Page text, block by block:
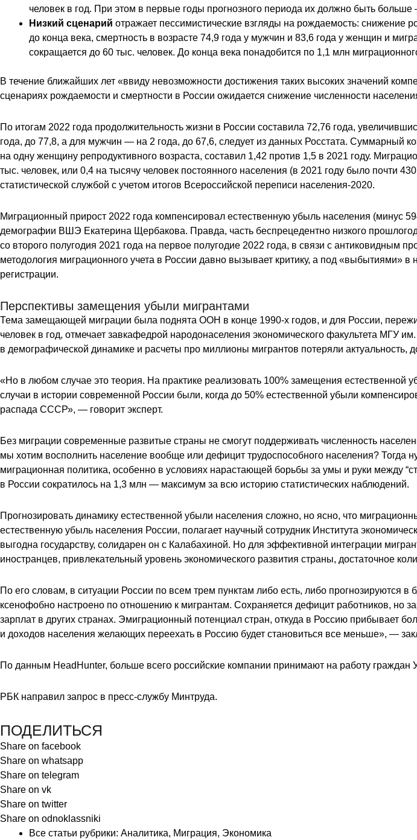
человек в год. При этом в первые годы прогнозного периода их должно быть
Низкий сценарий отражает пессимистические взгляды на рождаемость: снижение
до конца века, смертность в возрасте 74,9 года у мужчин и 83,6 года у женщин и
сокращается до 60 тыс. человек. До конца века понадобится по 1,1 млн
В течение ближайших лет «ввиду невозможности достижения таких высоких значений
сценариях рождаемости и смертности в России ожидается снижение численности
По итогам 2022 года продолжительность жизни в России составила 72,76 года,
года, до 77,8, а для мужчин — на 2 года, до 67,6, следует из данных Росстата.
на одну женщину репродуктивного возраста, составил 1,42 против 1,5 в 2021 году.
тыс. человек, или 0,4 на тысячу человек постоянного населения (в 2021 году было почти
статистической службой с учетом итогов Всероссийской переписи населения-2020.
Миграционный прирост 2022 года компенсировал естественную убыль населения (минус
демографии ВШЭ Екатерина Щербакова. Правда, часть беспрецедентно низкого
со второго полугодия 2021 года на первое полугодие 2022 года, в связи с антиковидным
методология миграционного учета в России давно вызывает критику, а под
регистрации.
Перспективы замещения убыли мигрантами
Тема замещающей миграции была поднята ООН в конце 1990-х годов, и для России,
человек в год, отмечает завкафедрой народонаселения экономического факультета МГУ
в демографической динамике и расчеты про миллионы мигрантов потеряли актуальность,
«Но в любом случае это теория. На практике реализовать 100% замещения
случаи в истории современной России были, когда до 50% естественной убыли
распада СССР», — говорит эксперт.
Без миграции современные развитые страны не смогут поддерживать численность
мы хотим восполнить население вообще или дефицит трудоспособного населения?
миграционная политика, особенно в условиях нарастающей борьбы за умы и руки между
в России сократилось на 1,3 млн — максимум за всю историю статистических наблюдений.
Прогнозировать динамику естественной убыли населения сложно, но ясно, что
естественную убыль населения России, полагает научный сотрудник Института
выгодна государству, солидарен он с Калабахиной. Но для эффективной интеграции
иностранцев, привлекательный уровень экономического развития страны, достаточное
По его словам, в ситуации России по всем трем пунктам либо есть, либо
ксенофобно настроено по отношению к мигрантам. Сохраняется дефицит работников, но
зарплат в других странах. Эмиграционный потенциал стран, откуда в Россию прибывает
и доходов населения желающих переехать в Россию будет становиться все меньше», —
По данным HeadHunter, больше всего российские компании принимают на работу граждан
РБК направил запрос в пресс-службу Минтруда.
ПОДЕЛИТЬСЯ
Share on facebook
Share on whatsapp
Share on telegram
Share on vk
Share on twitter
Share on odnoklassniki
Все статьи рубрики: Аналитика, Миграция, Экономика